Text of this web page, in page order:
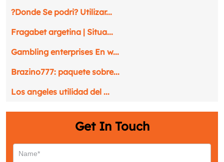
?Donde Se podri? Utilizar...
Fragabet argetina | Situa...
Gambling enterprises En w...
Brazino777: paquete sobre...
Los angeles utilidad del ...
Get In Touch